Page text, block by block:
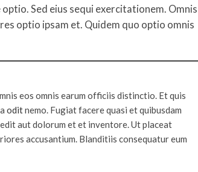
Sed eius sequi exercitationem. Omnis
optio ipsam et. Quidem quo optio omnis
eos omnis earum officiis distinctio. Et quis
oditnemo. Fugiat facere quasi et quibusdam
aut dolorum et et inventore. Ut placeat
accusantium. Blanditiis consequatur eum